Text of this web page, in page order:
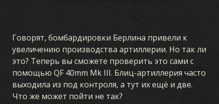
Говорят, бомбардировки Берлина привели к
увеличению производства артиллерии. Но так ли
это? Теперь вы сможете проверить это сами с
помощью QF 40mm Mk III. Блиц-артиллерия часто
выходила из под контроля, а тут их ещё и две.
Что же может пойти не так?